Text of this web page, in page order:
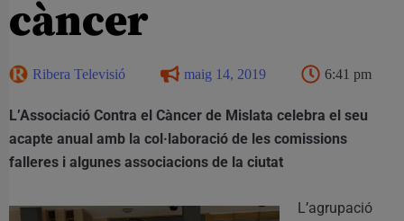
càncer
Ribera Televisió maig 14, 2019 6:41 pm
L’Associació Contra el Càncer de Mislata celebra el seu
acapte anual amb la col·laboració de les comissions
falleres i algunes associacions de la ciutat
L’agrupació